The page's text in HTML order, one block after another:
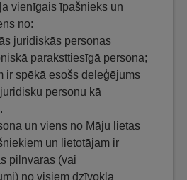
vienīgais īpašnieks un
no:
juridiskās personas
paraksttiesīgā persona;
ir spēkā esošs deleģējums
personu kā
un viens no Māju lietas
un lietotājam ir
pilnvaras (vai
no visiem dzīvokļa